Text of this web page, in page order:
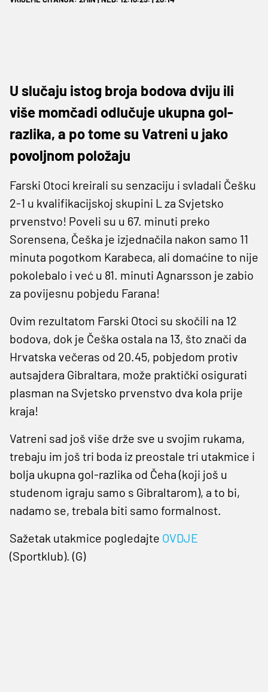
U slučaju istog broja bodova dviju ili
više momčadi odlučuje ukupna gol-
razlika, a po tome su Vatreni u jako
povoljnom položaju
Farski Otoci kreirali su senzaciju i svladali Češku
2-1 u kvalifikacijskoj skupini L za Svjetsko
prvenstvo! Poveli su u 67. minuti preko
Sorensena, Češka je izjednačila nakon samo 11
minuta pogotkom Karabeca, ali domaćine to nije
pokolebalo i već u 81. minuti Agnarsson je zabio
za povijesnu pobjedu Farana!
Ovim rezultatom Farski Otoci su skočili na 12
bodova, dok je Češka ostala na 13, što znači da
Hrvatska večeras od 20.45, pobjedom protiv
autsajdera Gibraltara, može praktički osigurati
plasman na Svjetsko prvenstvo dva kola prije
kraja!
Vatreni sad još više drže sve u svojim rukama,
trebaju im još tri boda iz preostale tri utakmice i
bolja ukupna gol-razlika od Čeha (koji još u
studenom igraju samo s Gibraltarom), a to bi,
nadamo se, trebala biti samo formalnost.
Sažetak utakmice pogledajte OVDJE
(Sportklub). (G)